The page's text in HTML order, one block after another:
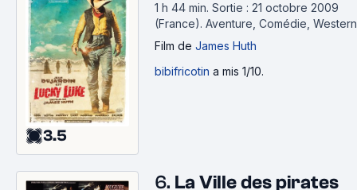
3.5
1 h 44 min. Sortie : 21 octobre 2009
(France). Aventure, Comédie, Western
Film de James Huth
bibifricotin a mis 1/10.
6. La Ville des pirates